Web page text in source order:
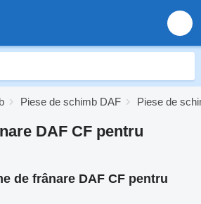
Piese de schimb DAF Piese de
DAF CF pentru
de frânare DAF CF pentru